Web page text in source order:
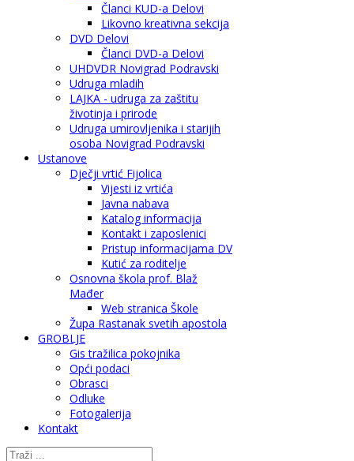
Članci KUD-a Delovi
Likovno kreativna sekcija
DVD Delovi
Članci DVD-a Delovi
UHDVDR Novigrad Podravski
Udruga mladih
LAJKA - udruga za zaštitu
životinja i prirode
Udruga umirovljenika i starijih
osoba Novigrad Podravski
Ustanove
Dječji vrtić Fijolica
Vijesti iz vrtića
Javna nabava
Katalog informacija
Kontakt i zaposlenici
Pristup informacijama DV
Kutić za roditelje
Osnovna škola prof. Blaž
Mađer
Web stranica Škole
Župa Rastanak svetih apostola
GROBLJE
Gis tražilica pokojnika
Opći podaci
Obrasci
Odluke
Fotogalerija
Kontakt